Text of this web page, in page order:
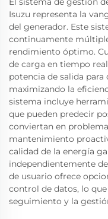
Isuzu representa la
del generador. Este
continuamente
rendimiento óptimo.
de carga en tiempo
potencia de salida
maximizando la
sistema incluye
que pueden predecir
conviertan en
mantenimiento
calidad de la energía
independientemente
de usuario ofrece
control de datos, lo
seguimiento y la